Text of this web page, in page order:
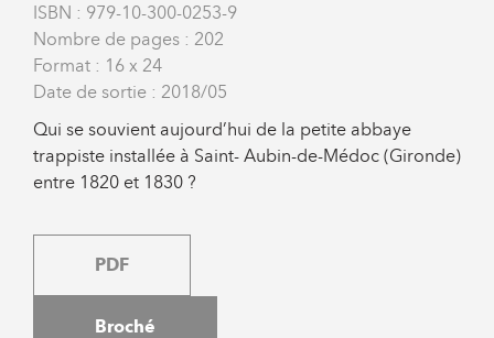
ISBN : 979-10-300-0253-9
Nombre de pages : 202
Format : 16 x 24
Date de sortie : 2018/05
Qui se souvient aujourd’hui de la petite abbaye
trappiste installée à Saint- Aubin-de-Médoc (Gironde)
entre 1820 et 1830 ?
PDF
Broché